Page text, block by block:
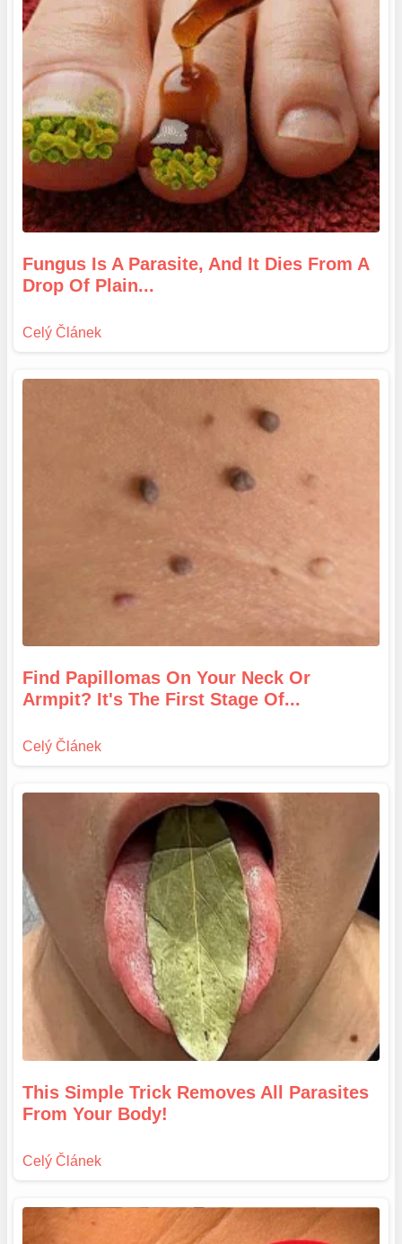
Fungus Is A Parasite, And It Dies From A
Drop Of Plain...
Find Papillomas On Your Neck Or
Armpit? It's The First Stage Of...
This Simple Trick Removes All Parasites
From Your Body!